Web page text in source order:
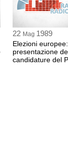
22 Mag 1989
Elezioni europee:
presentazione
candidature del